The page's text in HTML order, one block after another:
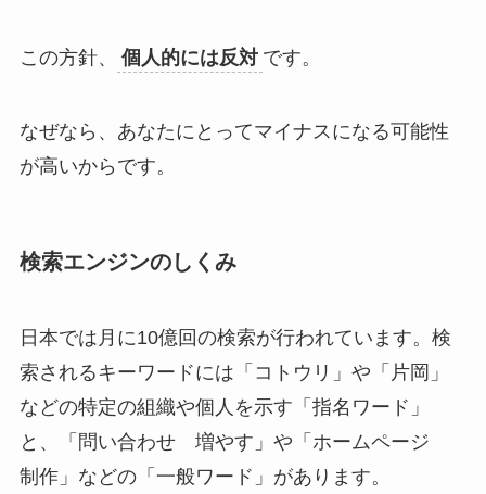
この方針、 個人的には反対 です。
なぜなら、あなたにとってマイナスになる可能性
が高いからです。
検索エンジンのしくみ
日本では月に10億回の検索が行われています。検
索されるキーワードには「コトウリ」や「片岡」
などの特定の組織や個人を示す「指名ワード」
と、「問い合わせ 増やす」や「ホームページ
制作」などの「一般ワード」があります。